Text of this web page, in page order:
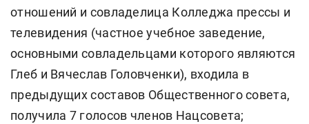
отношений и совладелица Колледжа прессы и
телевидения (частное учебное заведение,
основными совладельцами которого являются
Глеб и Вячеслав Головченки), входила в
предыдущих составов Общественного совета,
получила 7 голосов членов Нацсовета;